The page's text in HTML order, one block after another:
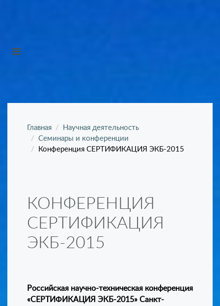
Главная
Научная деятельность
Семинары и конференции
Конференция СЕРТИФИКАЦИЯ ЭКБ-2015
КОНФЕРЕНЦИЯ
СЕРТИФИКАЦИЯ
ЭКБ-2015
Российская научно-техническая конференция
«СЕРТИФИКАЦИЯ ЭКБ-2015» Санкт-